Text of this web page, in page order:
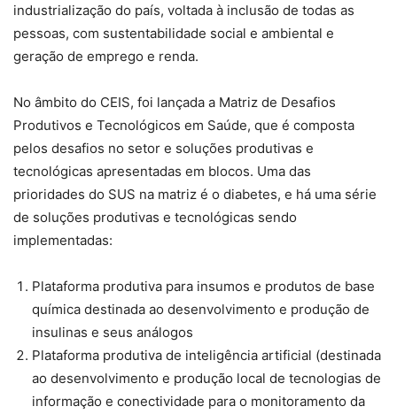
industrialização do país, voltada à inclusão de todas as
pessoas, com sustentabilidade social e ambiental e
geração de emprego e renda.
No âmbito do CEIS, foi lançada a Matriz de Desafios
Produtivos e Tecnológicos em Saúde, que é composta
pelos desafios no setor e soluções produtivas e
tecnológicas apresentadas em blocos. Uma das
prioridades do SUS na matriz é o diabetes, e há uma série
de soluções produtivas e tecnológicas sendo
implementadas:
Plataforma produtiva para insumos e produtos de base
química destinada ao desenvolvimento e produção de
insulinas e seus análogos
Plataforma produtiva de inteligência artificial (destinada
ao desenvolvimento e produção local de tecnologias de
informação e conectividade para o monitoramento da